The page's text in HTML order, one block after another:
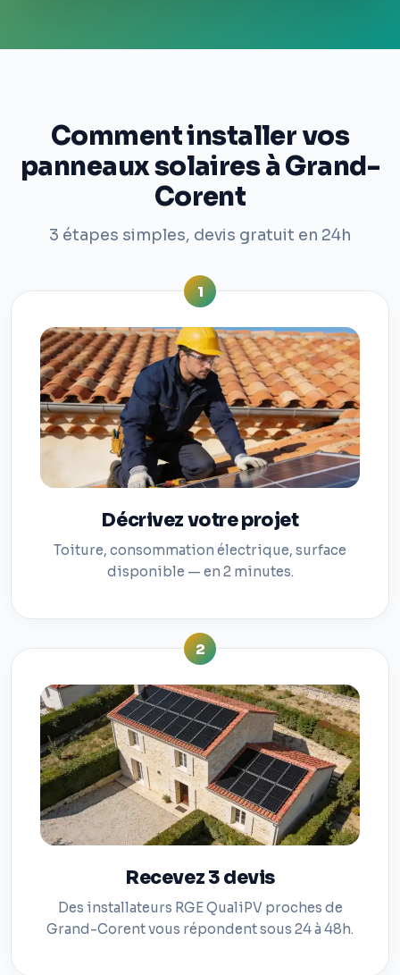
Comment installer vos
panneaux solaires à Grand-
Corent
3 étapes simples, devis gratuit en 24h
1
Décrivez votre projet
Toiture, consommation électrique, surface
disponible — en 2 minutes.
2
Recevez 3 devis
Des installateurs RGE QualiPV proches de
Grand-Corent vous répondent sous 24 à 48h.